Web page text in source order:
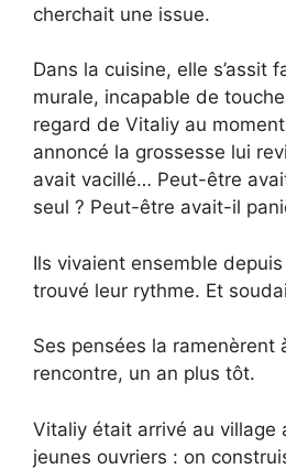
cherchait une issue.
Dans la cuisine, elle s’assit
murale, incapable de
regard de Vitaliy au
annoncé la grossesse lui
avait vacillé… Peut-être
seul ? Peut-être avait-il
Ils vivaient ensemble
trouvé leur rythme. Et
Ses pensées la ramenèrent
rencontre, un an plus tôt.
Vitaliy était arrivé au village
jeunes ouvriers : on